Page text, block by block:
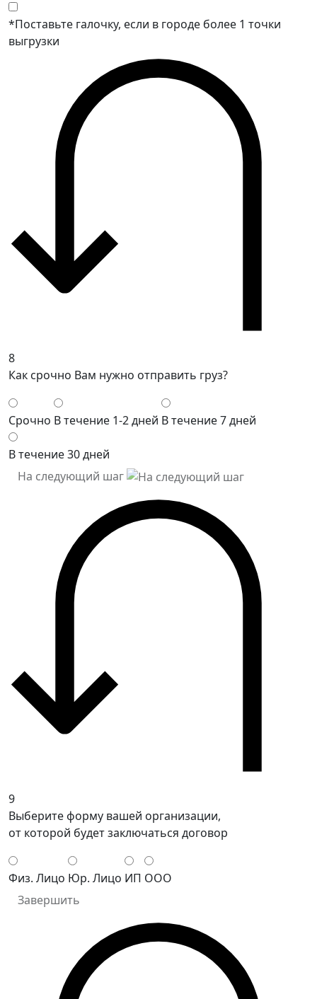
*Поставьте галочку, если в городе более 1 точки
выгрузки
8
Как срочно Вам нужно отправить груз?
Срочно В течение 1-2 дней В течение 7 дней
В течение 30 дней
На следующий шаг
9
Выберите форму вашей организации,
от которой будет заключаться договор
Физ. Лицо Юр. Лицо ИП ООО
Завершить